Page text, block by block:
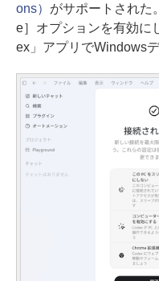
ons） がサポートされた
e］オプションを有効に
ex」アプリでWindows